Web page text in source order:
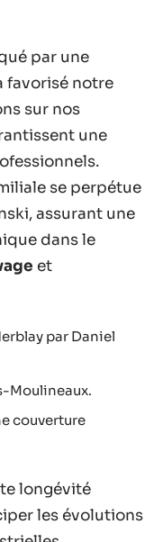
par une
favorisé notre
sur nos
une
se perpétue
assurant une
dans le
et
par Daniel
Moulineaux.
couverture
longévité
les évolutions